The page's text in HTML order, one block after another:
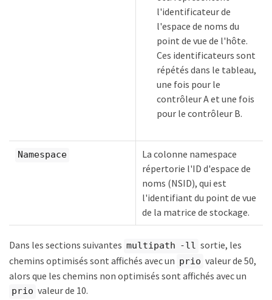
l'identificateur de
l'espace de noms du
point de vue de l'hôte.
Ces identificateurs sont
répétés dans le tableau,
une fois pour le
contrôleur A et une fois
pour le contrôleur B.
Namespace
La colonne namespace
répertorie l'ID d'espace de
noms (NSID), qui est
l'identifiant du point de vue
de la matrice de stockage.
Dans les sections suivantes multipath -ll sortie, les
chemins optimisés sont affichés avec un prio valeur de 50,
alors que les chemins non optimisés sont affichés avec un
prio valeur de 10.